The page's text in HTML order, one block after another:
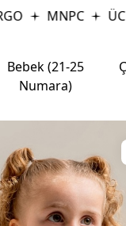
MNPC
Bebek (21-25
Numara)